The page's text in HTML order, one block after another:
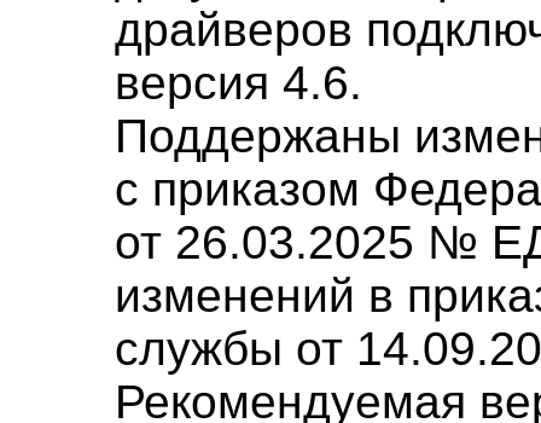
драйверов
версия 4.6.
Поддержаны
с приказом
от 26.03.2025 №
изменений в
службы от
Рекомендуемая